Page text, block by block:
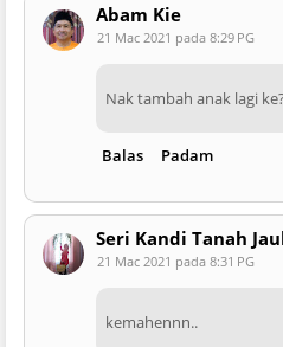
Abam Kie
21 Mac 2021 pada 8:29 PG
Nak tambah anak lagi
Balas Padam
Seri Kandi Tanah
21 Mac 2021 pada 8:31 PG
kemahennn..